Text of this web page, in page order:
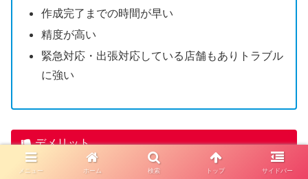
作成完了までの時間が早い
精度が高い
緊急対応・出張対応している店舗もありトラブル
に強い
デメリット
一部のディンプルキーは店舗で合鍵作成できない
メニュー ホーム 検索 トップ サイドバー